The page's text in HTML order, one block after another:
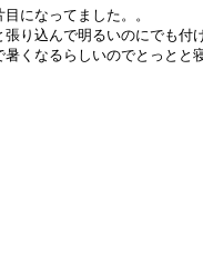
になってました。。
り込んで明るいのにでも付
くなるらしいのでとっとと